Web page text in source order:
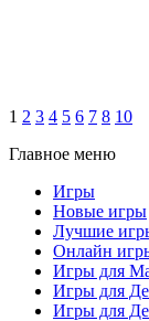
1 2 3 4 5 6 7 8 10
Главное меню
Игры
Новые игры
Лучшие
Онлайн
Игры для
Игры для
Игры для